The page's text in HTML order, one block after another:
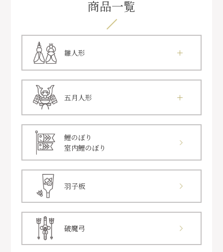
商品一覧
雛人形
五月人形
鯉のぼり
室内鯉のぼり
羽子板
破魔弓